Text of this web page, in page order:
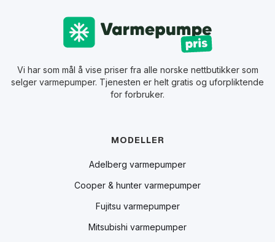
Vi har som mål å vise priser fra alle norske nettbutikker som
selger varmepumper. Tjenesten er helt gratis og uforpliktende
for forbruker.
MODELLER
Adelberg varmepumper
Cooper & hunter varmepumper
Fujitsu varmepumper
Mitsubishi varmepumper